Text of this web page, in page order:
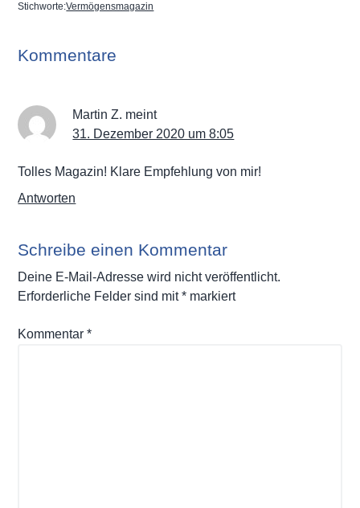
Stichworte:Vermögensmagazin
Kommentare
Martin Z. meint
31. Dezember 2020 um 8:05
Tolles Magazin! Klare Empfehlung von mir!
Antworten
Schreibe einen Kommentar
Deine E-Mail-Adresse wird nicht veröffentlicht.
Erforderliche Felder sind mit* markiert
Kommentar*